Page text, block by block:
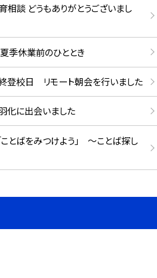
相談 どうもありがとうございまし
季休業前のひととき
登校日 リモート朝会を行いました
化に出会いました
ばをみつけよう」 ～ことば探し